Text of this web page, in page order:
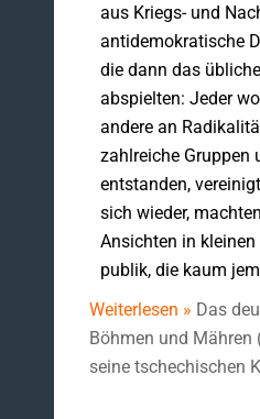
aus Kriegs- und
antidemokratische
die dann das
abspielten: Jeder
andere an
zahlreiche Gruppen
entstanden,
sich wieder,
Ansichten in
publik, die kaum
Weiterlesen » Das
Böhmen und
seine tschechischen